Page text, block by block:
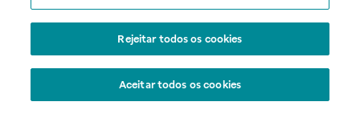
Rejeitar todos os cookies
Aceitar todos os cookies